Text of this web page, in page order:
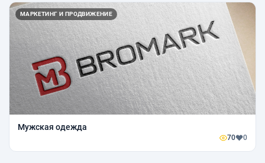
МАРКЕТИНГ И ПРОДВИЖЕНИЕ
Мужская одежда
70 0